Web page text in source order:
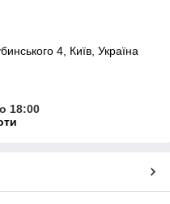
4, Київ, Україна
18:00